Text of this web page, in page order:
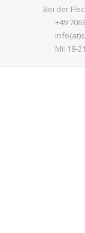
Bei der
+49
Mi: 18-